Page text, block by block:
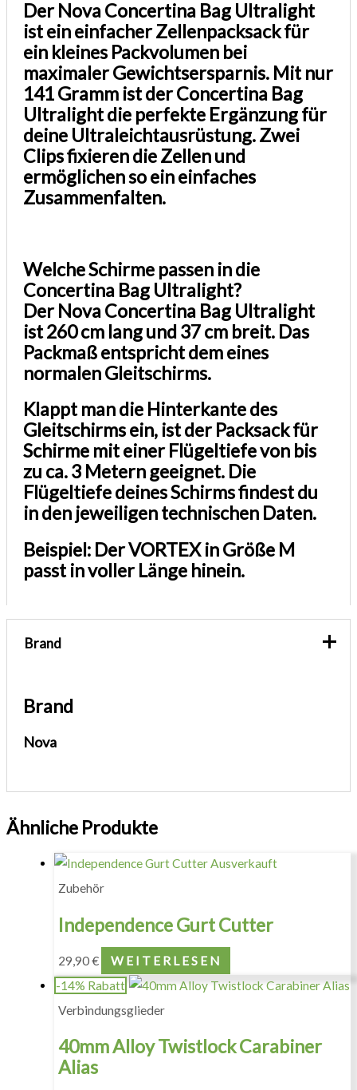
Der Nova Concertina Bag Ultralight
ist ein einfacher Zellenpacksack für
ein kleines Packvolumen bei
maximaler Gewichtsersparnis. Mit nur
141 Gramm ist der Concertina Bag
Ultralight die perfekte Ergänzung für
deine Ultraleichtausrüstung. Zwei
Clips fixieren die Zellen und
ermöglichen so ein einfaches
Zusammenfalten.
Welche Schirme passen in die
Concertina Bag Ultralight?
Der Nova Concertina Bag Ultralight
ist 260 cm lang und 37 cm breit. Das
Packmaß entspricht dem eines
normalen Gleitschirms.
Klappt man die Hinterkante des
Gleitschirms ein, ist der Packsack für
Schirme mit einer Flügeltiefe von bis
zu ca. 3 Metern geeignet. Die
Flügeltiefe deines Schirms findest du
in den jeweiligen technischen Daten.
Beispiel: Der VORTEX in Größe M
passt in voller Länge hinein.
Brand
Brand
Nova
Ähnliche Produkte
Ausverkauft
Zubehör
Independence Gurt Cutter
29,90€
WEITERLESEN
-14% Rabatt
Verbindungsglieder
40mm Alloy Twistlock Carabiner
Alias